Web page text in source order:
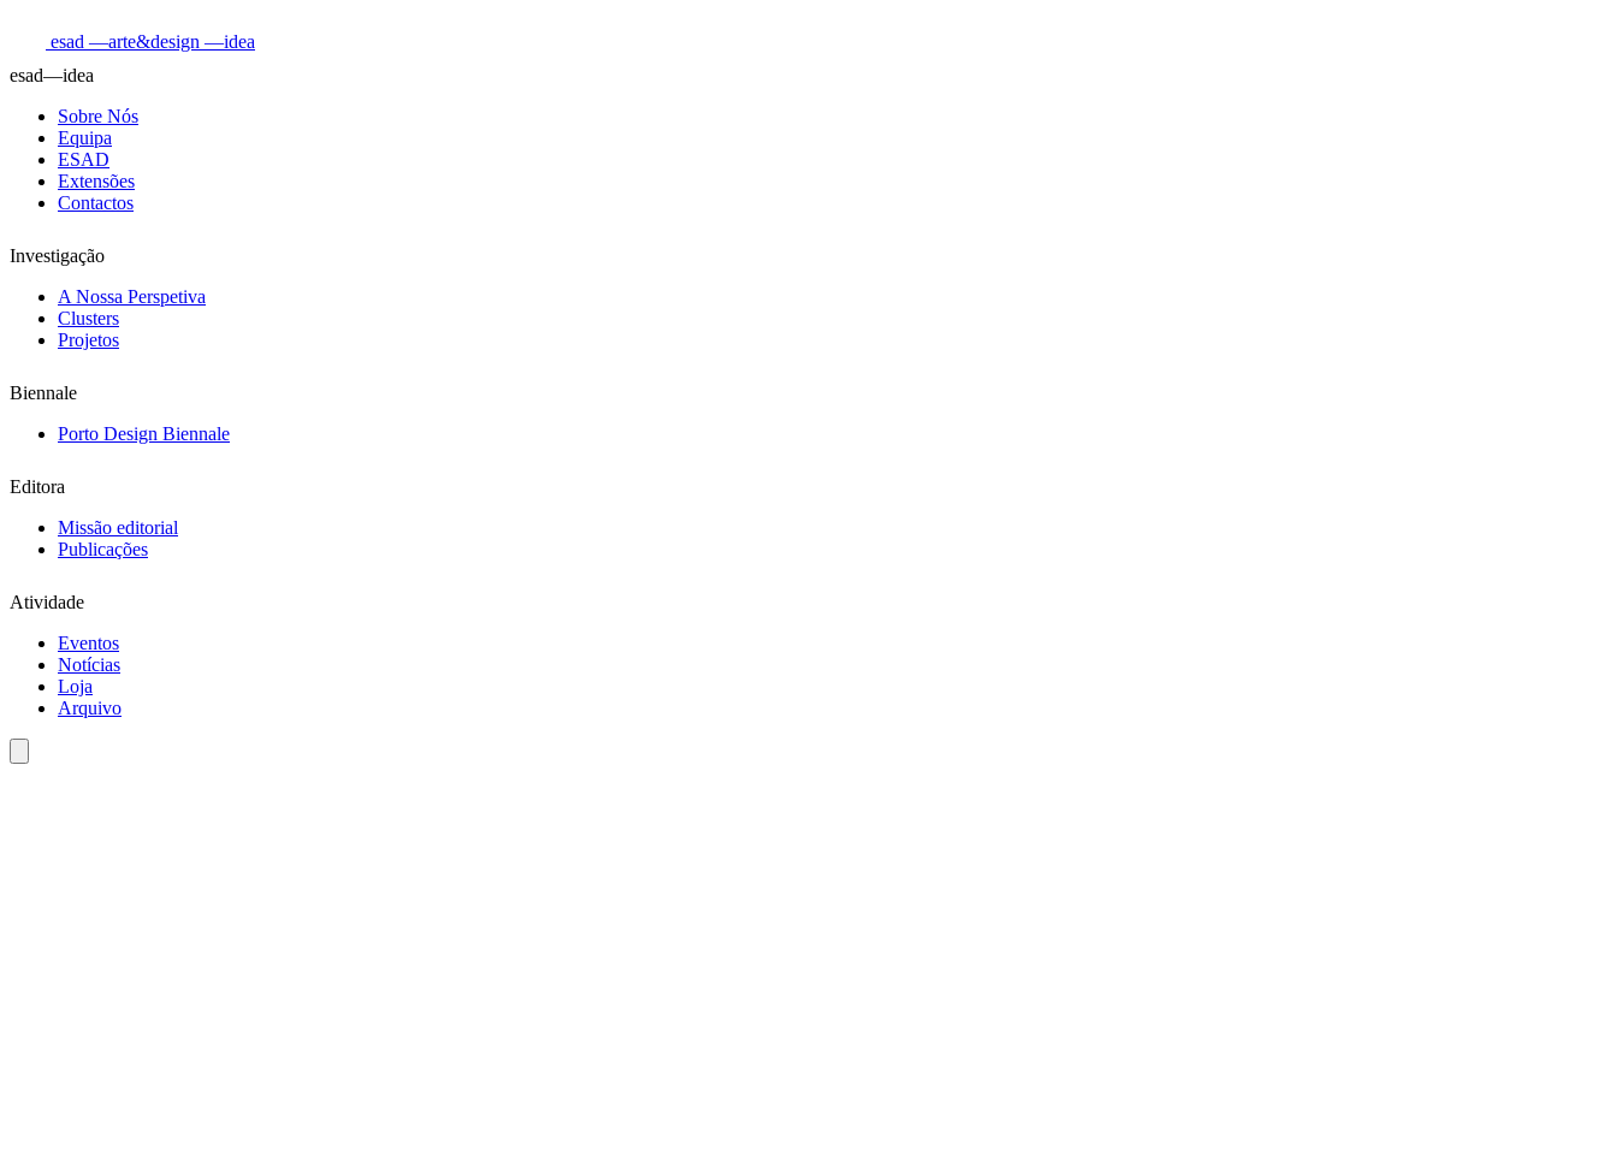
esad —arte&design —idea
esad—idea
Sobre Nós
Equipa
ESAD
Extensões
Contactos
Investigação
A Nossa Perspetiva
Clusters
Projetos
Biennale
Porto Design Biennale
Editora
Missão editorial
Publicações
Atividade
Eventos
Notícias
Loja
Arquivo